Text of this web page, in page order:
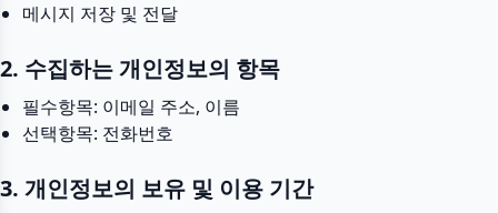
메시지 저장 및 전달
2. 수집하는 개인정보의 항목
필수항목: 이메일 주소, 이름
선택항목: 전화번호
3. 개인정보의 보유 및 이용 기간